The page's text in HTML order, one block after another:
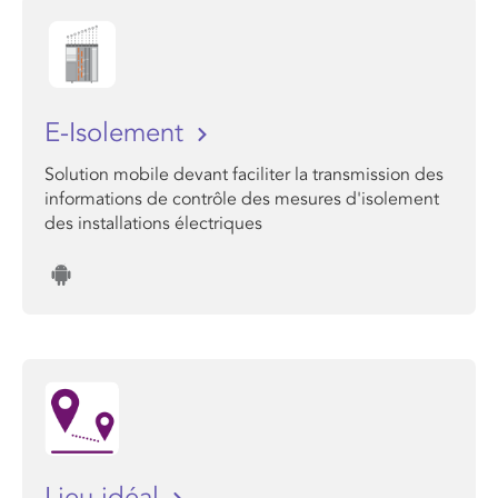
E-Isolement
Solution mobile devant faciliter la transmission des
informations de contrôle des mesures d'isolement
des installations électriques